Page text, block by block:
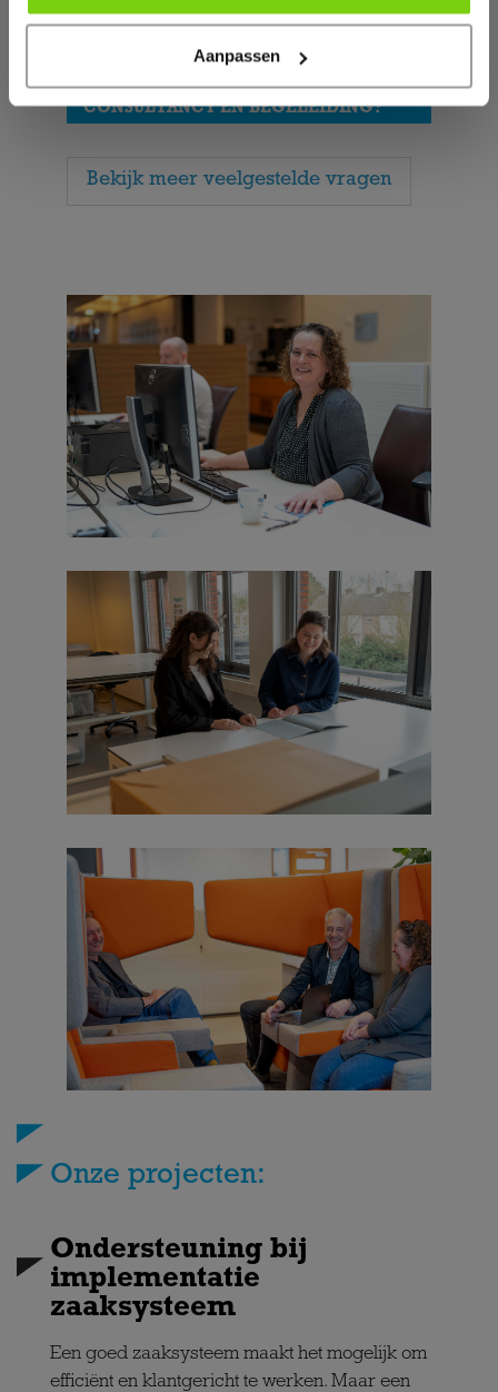
Aanpassen
VERZORGT DOXSUPPORT
CONSULTANCY EN BEGELEIDING?
Bekijk meer veelgestelde vragen
Onze projecten:
Ondersteuning bij
implementatie
zaaksysteem
Een goed zaaksysteem maakt het mogelijk om
efficiënt en klantgericht te werken. Maar een